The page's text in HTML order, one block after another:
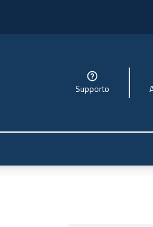
Supporto